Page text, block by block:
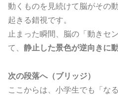
動くものを見続けて脳がその
起きる錯視です。
止まった瞬間、脳の「動きセ
て、 静止した景色が逆向きに
次の段落へ（ブリッジ）
ここからは、小学生でも「な